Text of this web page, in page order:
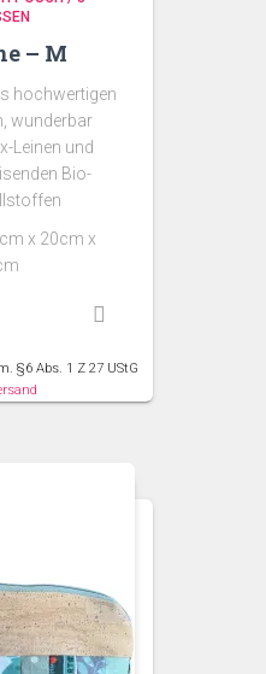
– M
hochwertigen
wunderbar
Leinen und
Bio-
x 20cm x
§6 Abs. 1 Z 27 UStG